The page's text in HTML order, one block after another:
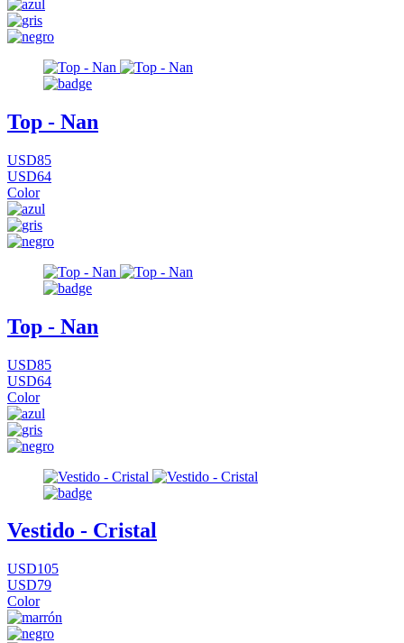
Top - Nan
USD85
USD64
Color
Top - Nan
USD85
USD64
Color
Vestido - Cristal
USD105
USD79
Color